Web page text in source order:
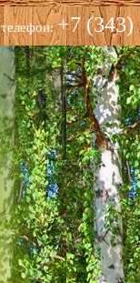
телефон:+7 (343)